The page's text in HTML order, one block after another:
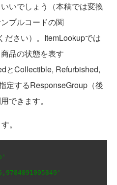
いでしょう（本稿では変換
プルコードの関
ださい）。ItemLookupでは
品の状態を表す
とCollectible, Refurbished,
定するResponseGroup（後
できます。
。